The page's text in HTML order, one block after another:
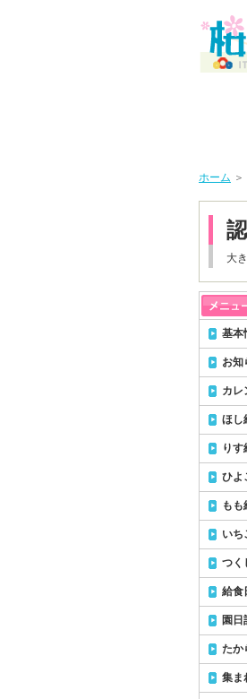
ホーム ＞
大
基本
お知
カレ
ほし
りす
ひよ
もも
いち
つく
給食
園日
たか
集ま